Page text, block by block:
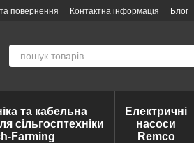
повернення Контактна інформація Блог
та кабельна
сільгосптехніки
Farming
Електричні
насоси
Remco